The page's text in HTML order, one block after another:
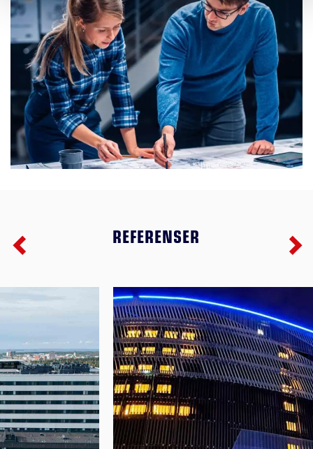
REFERENSER